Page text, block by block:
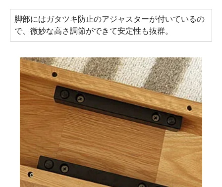
脚部にはガタツキ防止のアジャスターが付いているの
で、微妙な高さ調節ができて安定性も抜群。